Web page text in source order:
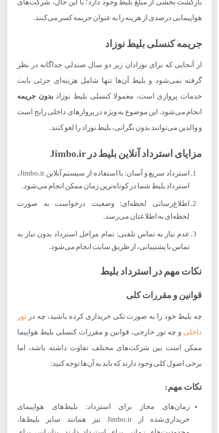
بازگشت بخشی از مبلغ بلیط وجود دارد؛ با این حال، شرکت‌های
هواپیمایی درصدی از هزینه را به عنوان جریمه کسر می‌کنند.
جریمه کنسلی بلیط نوزاد
از آنجایی که برای نوزادان زیر دو سال صندلی جداگانه در نظر
گرفته نمی‌شود و بلیط آن‌ها تنها شامل هزینه‌ای جزئی بابت
خدمات پروازی است، معمولا کنسلی بلیط نوزاد بدون جریمه
انجام می‌شود. این موضوع به ویژه در پروازهای داخلی رایج است
و والدین می‌توانند بدون نگرانی، بلیط نوزاد را لغو کنند.
مزایای استرداد آنلاین بلیط در Jimbo.ir
استرداد سریع و آسان: با استفاده از سیستم آنلاین Jimbo.ir،
استرداد بلیط شما در کوتاه‌ترین زمان ممکن انجام می‌شود.
اطلاع‌رسانی لحظه‌ای: وضعیت درخواست به صورت
لحظه‌ای به اطلاعتان می‌رسد.
عدم نیاز به تماس تلفنی: تمام مراحل استرداد بدون نیاز به
تماس با پشتیبانی، از طریق سایت انجام می‌شود.
نکات مهم در استرداد بلیط
قوانین و مقررات کلی
چه بلیط خود را به صورت تکی خریداری کرده باشید، چه در تور
داخلی و چه تور خارجی، قوانین و مقررات کنسلی بلیط هواپیما
ممکن است بین شرکت‌های مختلف تفاوت داشته باشد، اما
برخی اصول کلی وجود دارند که باید به آن‌ها توجه کنید:
نکات مهم:
زمان‌های مجاز برای استرداد: بلیط‌های هواپیمای
خریداری‌شده از Jimbo.ir نیز همانند سایر بلیط‌ها،